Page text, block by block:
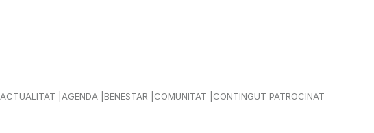
ACTUALITAT AGENDA BENESTAR COMUNITAT CONTINGUT PATROCINAT